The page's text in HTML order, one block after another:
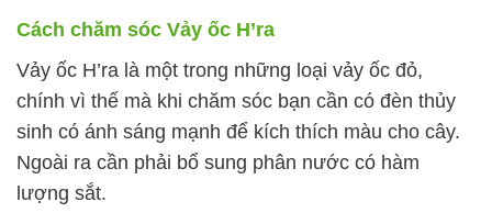
Cách chăm sóc Vảy ốc H’ra
Vảy ốc H’ra là một trong những loại vảy ốc đỏ,
chính vì thế mà khi chăm sóc bạn cần có đèn thủy
sinh có ánh sáng mạnh để kích thích màu cho cây.
Ngoài ra cần phải bổ sung phân nước có hàm
lượng sắt.